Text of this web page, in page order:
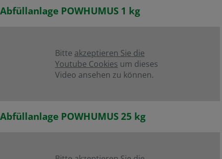
Abfüllanlage POWHUMUS 1 kg
Bitte akzeptieren Sie die
Youtube Cookies um dieses
Video ansehen zu können.
Abfüllanlage POWHUMUS 25 kg